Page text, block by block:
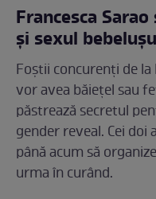
Francesca
și sexul
Foștii concurenți de
vor avea băiețel sau
păstrează secretul
gender reveal. Cei
până acum să
urma în curând.